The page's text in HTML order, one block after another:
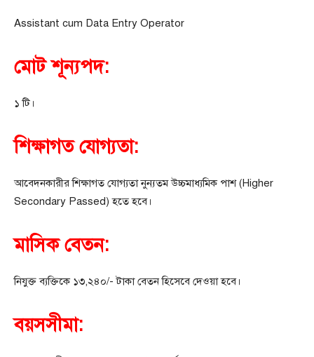
Assistant cum Data Entry Operator
মোট শূন্যপদ:
১ টি।
শিক্ষাগত যোগ্যতা:
আবেদনকারীর শিক্ষাগত যোগ্যতা নুন্যতম উচ্চমাধ্যমিক পাশ (Higher
Secondary Passed) হতে হবে।
মাসিক বেতন:
নিযুক্ত ব্যক্তিকে ১৩,২৪০/- টাকা বেতন হিসেবে দেওয়া হবে।
বয়সসীমা: